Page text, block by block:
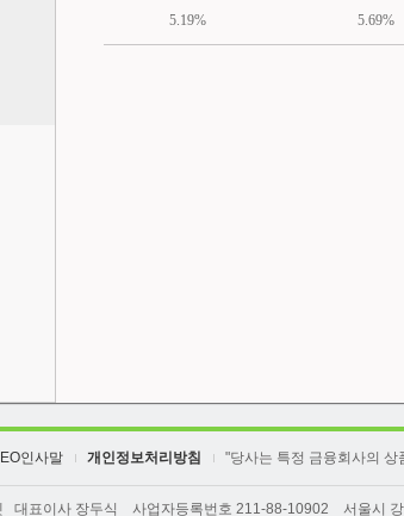
5.19% 5.69%
인사말 개인정보처리방침 "당사는 특정 금융회사의
대표이사 장두식 사업자등록번호 211-88-10902 서울시 강